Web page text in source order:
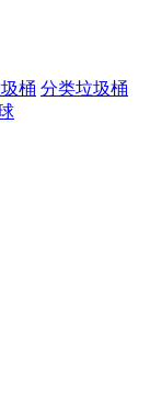
桶 分类垃圾桶